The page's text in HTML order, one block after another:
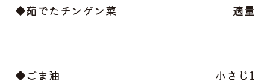
◆茹でたチンゲン菜
適量
◆ごま油
小さじ1